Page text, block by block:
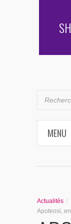
MENU
Actualités /
Apoteosi,